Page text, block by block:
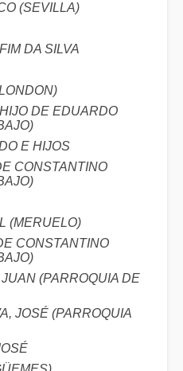
(SEVILLA)
DA SILVA
DE EDUARDO
E HIJOS
CONSTANTINO
(MERUELO)
CONSTANTINO
(PARROQUIA DE
JOSÉ (PARROQUIA